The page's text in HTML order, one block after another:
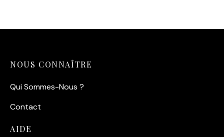
NOUS CONNAÎTRE
Qui Sommes-Nous ?
Contact
AIDE